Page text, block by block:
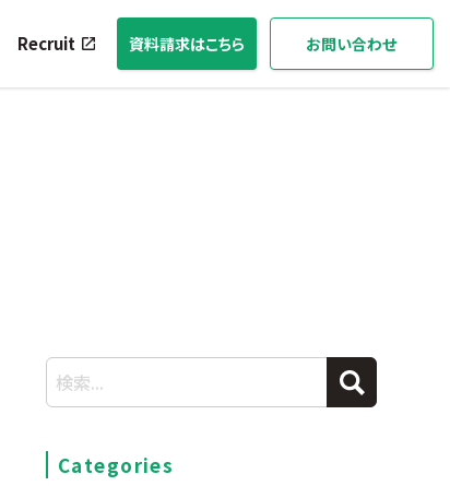
Recruit 資料請求はこちら お問い合わせ
Categories